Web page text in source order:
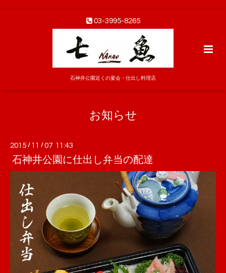
03-3995-8265
石神井公園近くの宴会・仕出し料理店
お知らせ
2015 / 11 /07 11:43
石神井公園に仕出し弁当の配達